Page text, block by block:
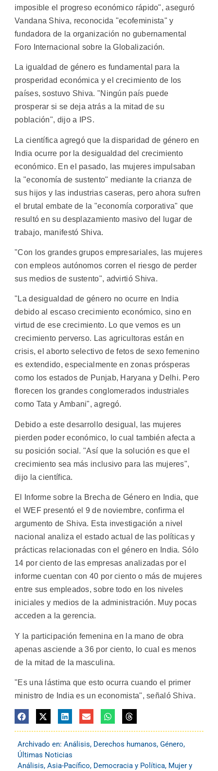
imposible el progreso económico rápido", aseguró
Vandana Shiva, reconocida "ecofeminista" y
fundadora de la organización no gubernamental
Foro Internacional sobre la Globalización.
La igualdad de género es fundamental para la
prosperidad económica y el crecimiento de los
países, sostuvo Shiva. "Ningún país puede
prosperar si se deja atrás a la mitad de su
población", dijo a IPS.
La científica agregó que la disparidad de género en
India ocurre por la desigualdad del crecimiento
económico. En el pasado, las mujeres impulsaban
la "economía de sustento" mediante la crianza de
sus hijos y las industrias caseras, pero ahora sufren
el brutal embate de la "economía corporativa" que
resultó en su desplazamiento masivo del lugar de
trabajo, manifestó Shiva.
"Con los grandes grupos empresariales, las mujeres
con empleos autónomos corren el riesgo de perder
sus medios de sustento", advirtió Shiva.
"La desigualdad de género no ocurre en India
debido al escaso crecimiento económico, sino en
virtud de ese crecimiento. Lo que vemos es un
crecimiento perverso. Las agricultoras están en
crisis, el aborto selectivo de fetos de sexo femenino
es extendido, especialmente en zonas prósperas
como los estados de Punjab, Haryana y Delhi. Pero
florecen los grandes conglomerados industriales
como Tata y Ambani", agregó.
Debido a este desarrollo desigual, las mujeres
pierden poder económico, lo cual también afecta a
su posición social. "Así que la solución es que el
crecimiento sea más inclusivo para las mujeres",
dijo la científica.
El Informe sobre la Brecha de Género en India, que
el WEF presentó el 9 de noviembre, confirma el
argumento de Shiva. Esta investigación a nivel
nacional analiza el estado actual de las políticas y
prácticas relacionadas con el género en India. Sólo
14 por ciento de las empresas analizadas por el
informe cuentan con 40 por ciento o más de mujeres
entre sus empleados, sobre todo en los niveles
iniciales y medios de la administración. Muy pocas
acceden a la gerencia.
Y la participación femenina en la mano de obra
apenas asciende a 36 por ciento, lo cual es menos
de la mitad de la masculina.
"Es una lástima que esto ocurra cuando el primer
ministro de India es un economista", señaló Shiva.
Archivado en: Análisis, Derechos humanos, Género,
Últimas Noticias
Análisis, Asia-Pacífico, Democracia y Política, Mujer y